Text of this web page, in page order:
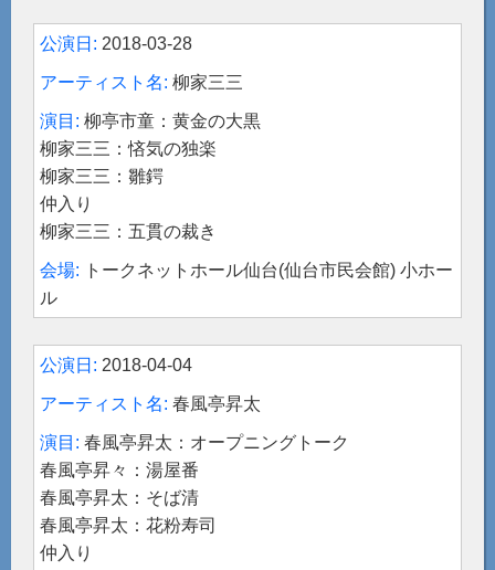
2018-03-28
柳家三三
柳亭市童：黄金の大黒
柳家三三：悋気の独楽
柳家三三：雛鍔
仲入り
柳家三三：五貫の裁き
トークネットホール仙台(仙台市民会館) 小ホー
ル
2018-04-04
春風亭昇太
春風亭昇太：オープニングトーク
春風亭昇々：湯屋番
春風亭昇太：そば清
春風亭昇太：花粉寿司
仲入り